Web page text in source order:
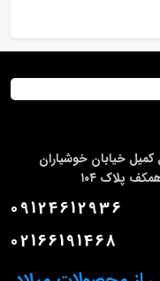
کمیل خیابان خوشیاران
پلاک ۱۰۴
09124612936
02166191468